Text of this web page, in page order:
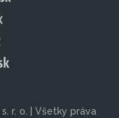
r. o. | Všetky práva